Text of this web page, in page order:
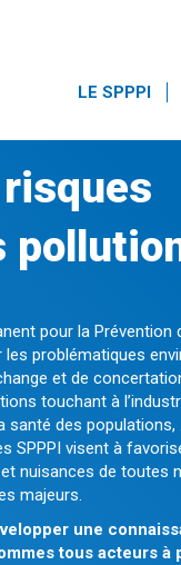
LE SPPPI
pour la Prévention
les problématiques
et de
touchant à
santé des populations,
SPPPI visent à
nuisances de toutes
majeurs.
une
tous acteurs à